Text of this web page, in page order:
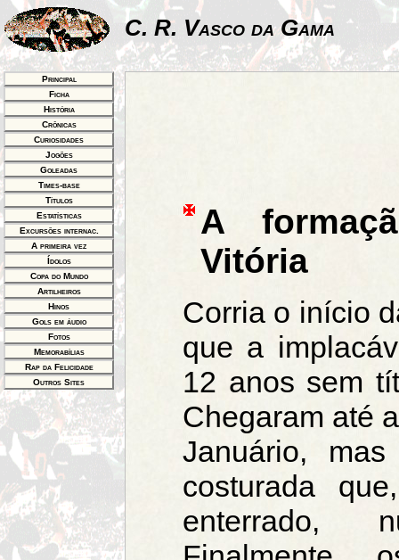
C. R. Vasco da Gama
Principal
Ficha
História
Crônicas
Curiosidades
Jogões
Goleadas
Times-base
Títulos
Estatísticas
Excursões internac.
A primeira vez
Ídolos
Copa do Mundo
Artilheiros
Hinos
Gols em áudio
Fotos
Memorabílias
Rap da Felicidade
Outros Sites
A
Vitória
Corria o início
que a
12 anos sem
Chegaram até
Januário,
costurada
enterrado,